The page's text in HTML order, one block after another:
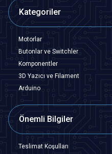
Kategoriler
Motorlar
Butonlar ve Switchler
Komponentler
3D Yazıcı ve Filament
Arduino
Önemli Bilgiler
Teslimat Koşulları